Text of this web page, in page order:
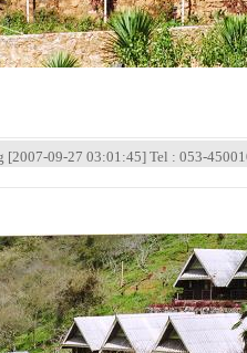
[2007-09-27 03:01:45] Tel : 053-